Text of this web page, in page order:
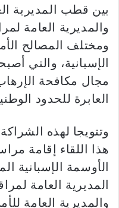
بين قطب المديرية
والمديرية العامة
ومختلف المصالح
الإسبانية، والتي
مجال مكافحة
العابرة للحدود
وتتويجا لهذه
هذا اللقاء إقامة
الأوسمة الإسبانية
المديرية العامة
والمديرية العامة